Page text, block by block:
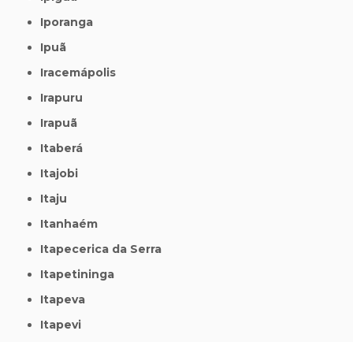
Iporanga
Ipuã
Iracemápolis
Irapuru
Irapuã
Itaberá
Itajobi
Itaju
Itanhaém
Itapecerica da Serra
Itapetininga
Itapeva
Itapevi